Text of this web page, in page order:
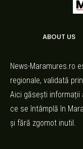
ABOUT US
News-Maramures.ro
regionale, validată
Aici găsești informații
ce se întâmplă în
și fără zgomot inutil.